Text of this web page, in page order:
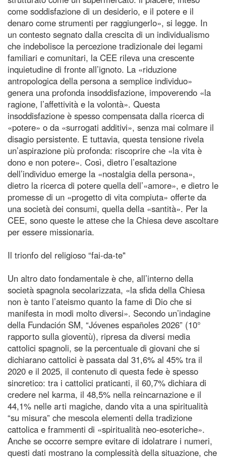
come soddisfazione di un desiderio, e il potere e il
denaro come strumenti per raggiungerlo», si legge. In
un contesto segnato dalla crescita di un individualismo
che indebolisce la percezione tradizionale dei legami
familiari e comunitari, la CEE rileva una crescente
inquietudine di fronte all’ignoto. La «riduzione
antropologica della persona a semplice individuo»
genera una profonda insoddisfazione, impoverendo «la
ragione, l’affettività e la volontà». Questa
insoddisfazione è spesso compensata dalla ricerca di
«potere» o da «surrogati additivi», senza mai colmare il
disagio persistente. E tuttavia, questa tensione rivela
un’aspirazione più profonda: riscoprire che «la vita è
dono e non potere». Così, dietro l’esaltazione
dell’individuo emerge la «nostalgia della persona»,
dietro la ricerca di potere quella dell’«amore», e dietro le
promesse di un «progetto di vita compiuta» offerte da
una società dei consumi, quella della «santità». Per la
CEE, sono queste le attese che la Chiesa deve ascoltare
per essere missionaria.
Il trionfo del religioso “fai-da-te"
Un altro dato fondamentale è che, all’interno della
società spagnola secolarizzata, «la sfida della Chiesa
non è tanto l’ateismo quanto la fame di Dio che si
manifesta in modi molto diversi». Secondo un’indagine
della Fundación SM, “Jóvenes españoles 2026” (10°
rapporto sulla gioventù), ripresa da diversi media
cattolici spagnoli, se la percentuale di giovani che si
dichiarano cattolici è passata dal 31,6% al 45% tra il
2020 e il 2025, il contenuto di questa fede è spesso
sincretico: tra i cattolici praticanti, il 60,7% dichiara di
credere nel karma, il 48,5% nella reincarnazione e il
44,1% nelle arti magiche, dando vita a una spiritualità
“su misura” che mescola elementi della tradizione
cattolica e frammenti di «spiritualità neo-esoteriche».
Anche se occorre sempre evitare di idolatrare i numeri,
questi dati mostrano la complessità della situazione, che